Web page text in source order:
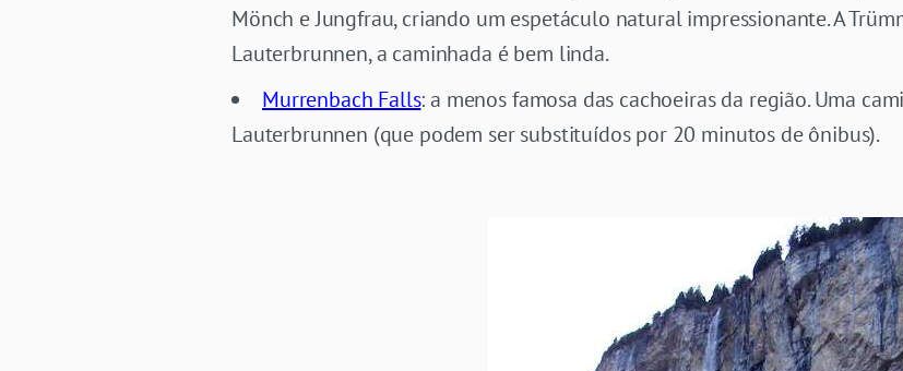
Mönch e Jungfrau, criando um espetáculo natural impressionante. A
Lauterbrunnen, a caminhada é bem linda.
Murrenbach Falls: a menos famosa das cachoeiras da região. Uma
Lauterbrunnen (que podem ser substituídos por 20 minutos de ônibus).